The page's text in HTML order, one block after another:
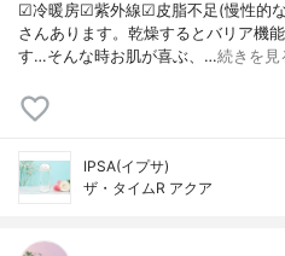
☑︎冷暖房☑︎紫外線☑︎皮脂不足(慢性的な
さんあります。乾燥するとバリア機
す…そんな時お肌が喜ぶ、…続きを見
IPSA(イプサ)
ザ・タイムR アクア